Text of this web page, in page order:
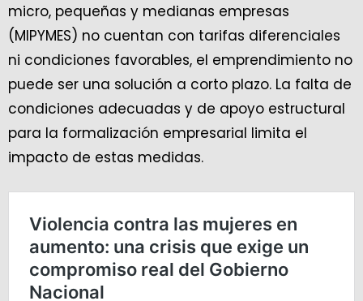
micro, pequeñas y medianas empresas
(MIPYMES) no cuentan con tarifas diferenciales
ni condiciones favorables, el emprendimiento no
puede ser una solución a corto plazo. La falta de
condiciones adecuadas y de apoyo estructural
para la formalización empresarial limita el
impacto de estas medidas.